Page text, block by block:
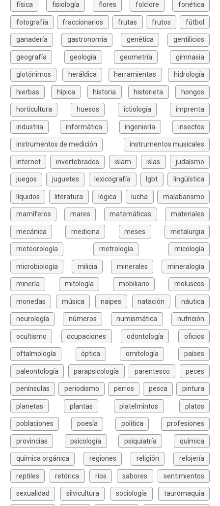
física fisiología flores folclore fonética
fotografía fraccionarios frutas frutos fútbol
ganadería gastronomía genética gentilicios
geografía geología geometría gimnasia
glotónimos heráldica herramientas hidrología
hierbas hípica historia historieta hongos
horticultura huesos ictiología imprenta
industria informática ingeniería insectos
instrumentos de medición instrumentos musicales
internet invertebrados islam islas judaísmo
juegos juguetes lexicografía lgbt lingüística
líquidos literatura lógica lucha malabarismo
mamíferos mares matemáticas materiales
mecánica medicina meses metalurgia
meteorología metrología micología
microbiología milicia minerales mineralogía
minería mitología mobiliario moluscos
monedas música naipes natación náutica
neurología números numismática nutrición
ocultismo ocupaciones odontología oficios
oftalmología óptica ornitología países
paleontología parapsicología parentesco peces
penínsulas periodismo perros pesca pintura
planetas plantas platelmintos platos
poblaciones poesía política profesiones
provincias psicología psiquiatría química
química orgánica regiones religión relojería
reptiles retórica ríos sabores sentimientos
sexualidad silvicultura sociología tauromaquia